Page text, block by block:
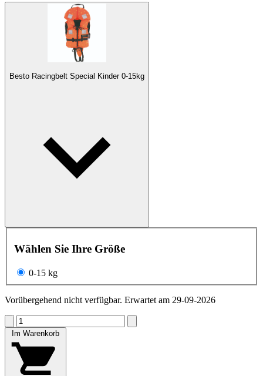
Besto Racingbelt Special Kinder 0-15kg
Wählen Sie Ihre Größe
0-15 kg
Vorübergehend nicht verfügbar. Erwartet am 29-09-2026
Im Warenkorb